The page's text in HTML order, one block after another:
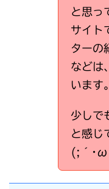
と思っ
サイト
ターの
などは
います。
少し
と感じ
(;´･ω